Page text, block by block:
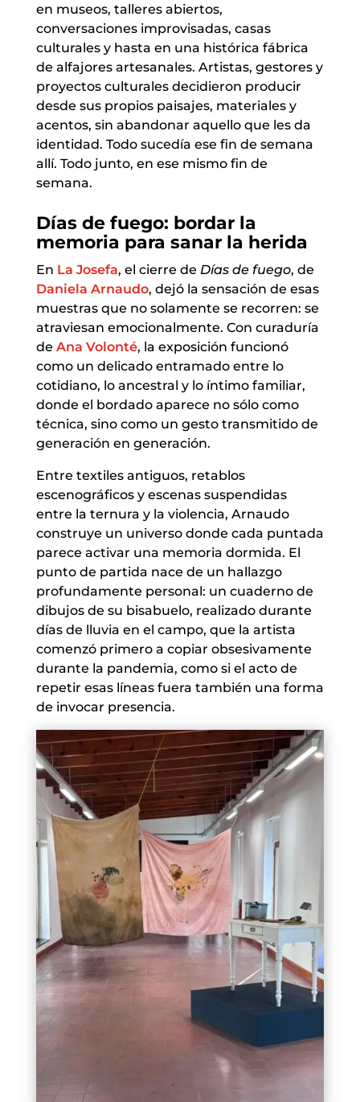
en museos, talleres abiertos,
conversaciones improvisadas, casas
culturales y hasta en una histórica fábrica
de alfajores artesanales. Artistas, gestores y
proyectos culturales decidieron producir
desde sus propios paisajes, materiales y
acentos, sin abandonar aquello que les da
identidad. Todo sucedía ese fin de semana
allí. Todo junto, en ese mismo fin de
semana.
Días de fuego: bordar la
memoria para sanar la herida
En La Josefa, el cierre de Días de fuego, de
Daniela Arnaudo, dejó la sensación de esas
muestras que no solamente se recorren: se
atraviesan emocionalmente. Con curaduría
de Ana Volonté, la exposición funcionó
como un delicado entramado entre lo
cotidiano, lo ancestral y lo íntimo familiar,
donde el bordado aparece no sólo como
técnica, sino como un gesto transmitido de
generación en generación.
Entre textiles antiguos, retablos
escenográficos y escenas suspendidas
entre la ternura y la violencia, Arnaudo
construye un universo donde cada puntada
parece activar una memoria dormida. El
punto de partida nace de un hallazgo
profundamente personal: un cuaderno de
dibujos de su bisabuelo, realizado durante
días de lluvia en el campo, que la artista
comenzó primero a copiar obsesivamente
durante la pandemia, como si el acto de
repetir esas líneas fuera también una forma
de invocar presencia.